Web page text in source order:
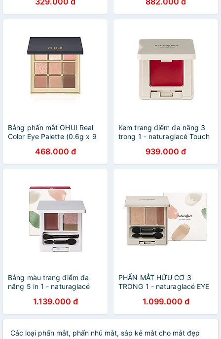
Bảng phấn mắt OHUI Real
Color Eye Palette (0.6g x 9
468.000 đ
Kem trang điểm đa năng 3
trong 1 - naturaglacé Touch
939.000 đ
Bảng màu trang điểm đa
năng 5 in 1 - naturaglacé
1.139.000 đ
PHẤN MẮT HỮU CƠ 3
TRONG 1 - naturaglacé EYE
1.099.000 đ
Các loại phấn mắt, phấn nhũ mắt, sáp kẻ mắt cho mắt đẹp